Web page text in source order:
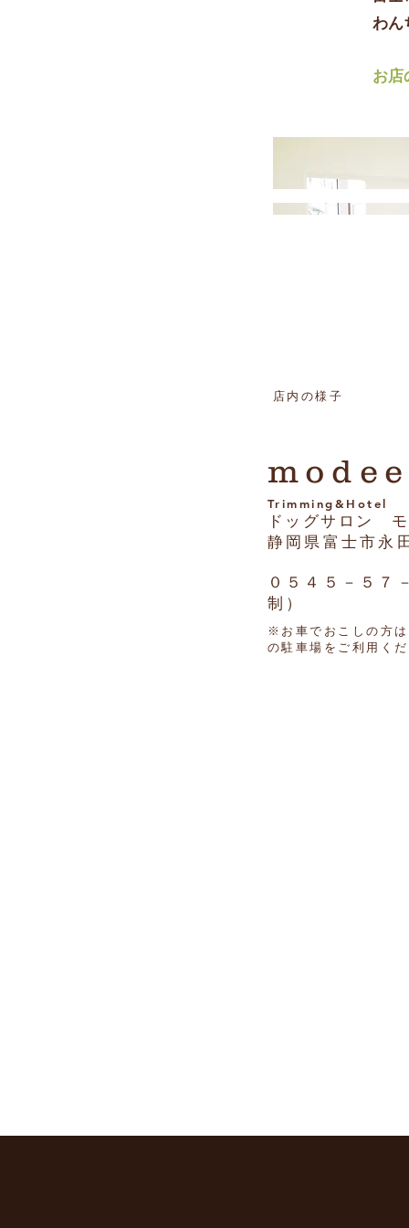
わん
お店
店内の様子
modee
Trimming&Hotel
ドッグサロン
静岡県富士市永
０５４５－５７
制）
※お車でおこしの方
の​駐車場をご利用く